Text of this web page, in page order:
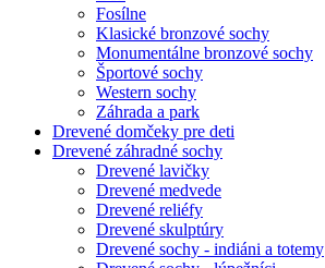
Fosílne
Klasické bronzové sochy
Monumentálne bronzové sochy
Športové sochy
Western sochy
Záhrada a park
Drevené domčeky pre deti
Drevené záhradné sochy
Drevené lavičky
Drevené medvede
Drevené reliéfy
Drevené skulptúry
Drevené sochy - indiáni a totemy